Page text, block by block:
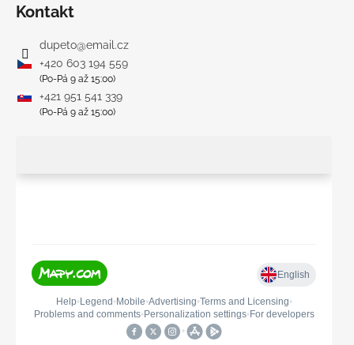
Kontakt
dupeto@email.cz
+420 603 194 559
(Po-Pá 9 až 15:00)
+421 951 541 339
(Po-Pá 9 až 15:00)